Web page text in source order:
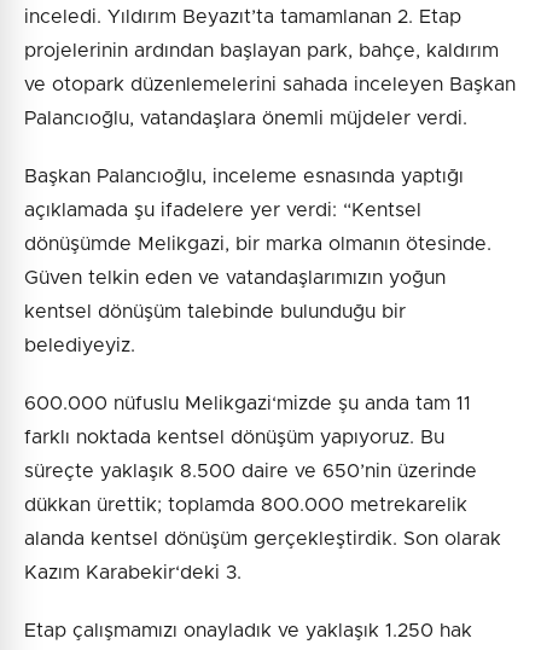
inceledi. Yıldırım Beyazıt’ta tamamlanan 2. Etap
projelerinin ardından başlayan park, bahçe, kaldırım
ve otopark düzenlemelerini sahada inceleyen Başkan
Palancıoğlu, vatandaşlara önemli müjdeler verdi.
Başkan Palancıoğlu, inceleme esnasında yaptığı
açıklamada şu ifadelere yer verdi: “Kentsel
dönüşümde Melikgazi, bir marka olmanın ötesinde.
Güven telkin eden ve vatandaşlarımızın yoğun
kentsel dönüşüm talebinde bulunduğu bir
belediyeyiz.
600.000 nüfuslu Melikgazi‘mizde şu anda tam 11
farklı noktada kentsel dönüşüm yapıyoruz. Bu
süreçte yaklaşık 8.500 daire ve 650’nin üzerinde
dükkan ürettik; toplamda 800.000 metrekarelik
alanda kentsel dönüşüm gerçekleştirdik. Son olarak
Kazım Karabekir‘deki 3.
Etap çalışmamızı onayladık ve yaklaşık 1.250 hak